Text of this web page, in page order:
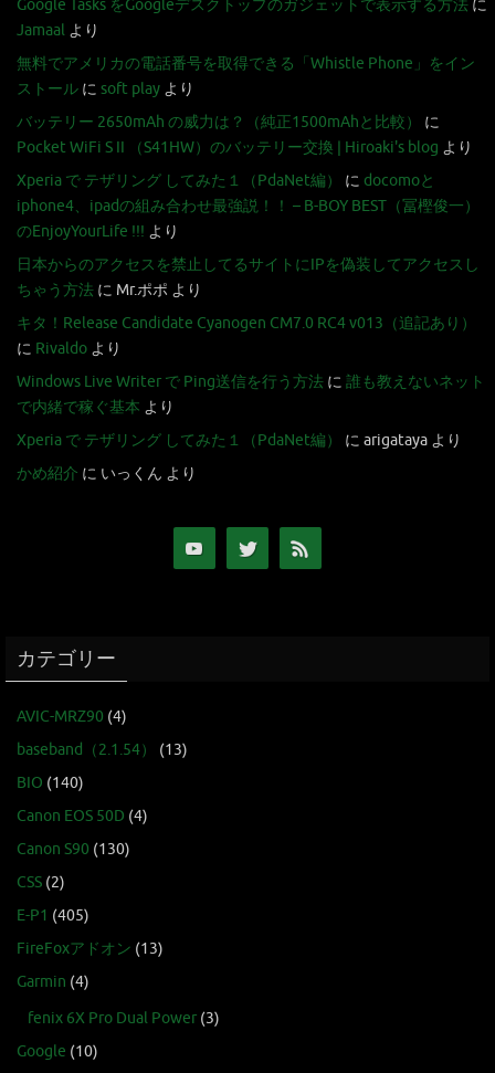
Google Tasks をGoogleデスクトップのガジェットで表示する方法 に
Jamaal より
無料でアメリカの電話番号を取得できる「Whistle Phone」をイン
ストール に soft play より
バッテリー 2650mAh の威力は？（純正1500mAhと比較）
に
Pocket WiFi S II （S41HW）のバッテリー交換 | Hiroaki's blog より
Xperia で テザリング してみた１（PdaNet編）
に docomoと
iphone4、ipadの組み合わせ最強説！！ – B-BOY BEST（冨樫俊一）
のEnjoyYourLife !!! より
日本からのアクセスを禁止してるサイトにIPを偽装してアクセスし
ちゃう方法 に Mr.ポポ より
キタ！Release Candidate Cyanogen CM7.0 RC4 v013（追記あり）
に Rivaldo より
Windows Live Writer で Ping送信を行う方法 に 誰も教えないネット
で内緒で稼ぐ基本 より
Xperia で テザリング してみた１（PdaNet編）
に arigataya より
かめ紹介 に いっくん より
カテゴリー
AVIC-MRZ90 (4)
baseband（2.1.54）
(13)
BIO (140)
Canon EOS 50D (4)
Canon S90 (130)
CSS (2)
E-P1 (405)
FireFoxアドオン (13)
Garmin (4)
fenix 6X Pro Dual Power (3)
Google (10)